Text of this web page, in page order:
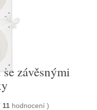
závěsnými
11 hodnocení )